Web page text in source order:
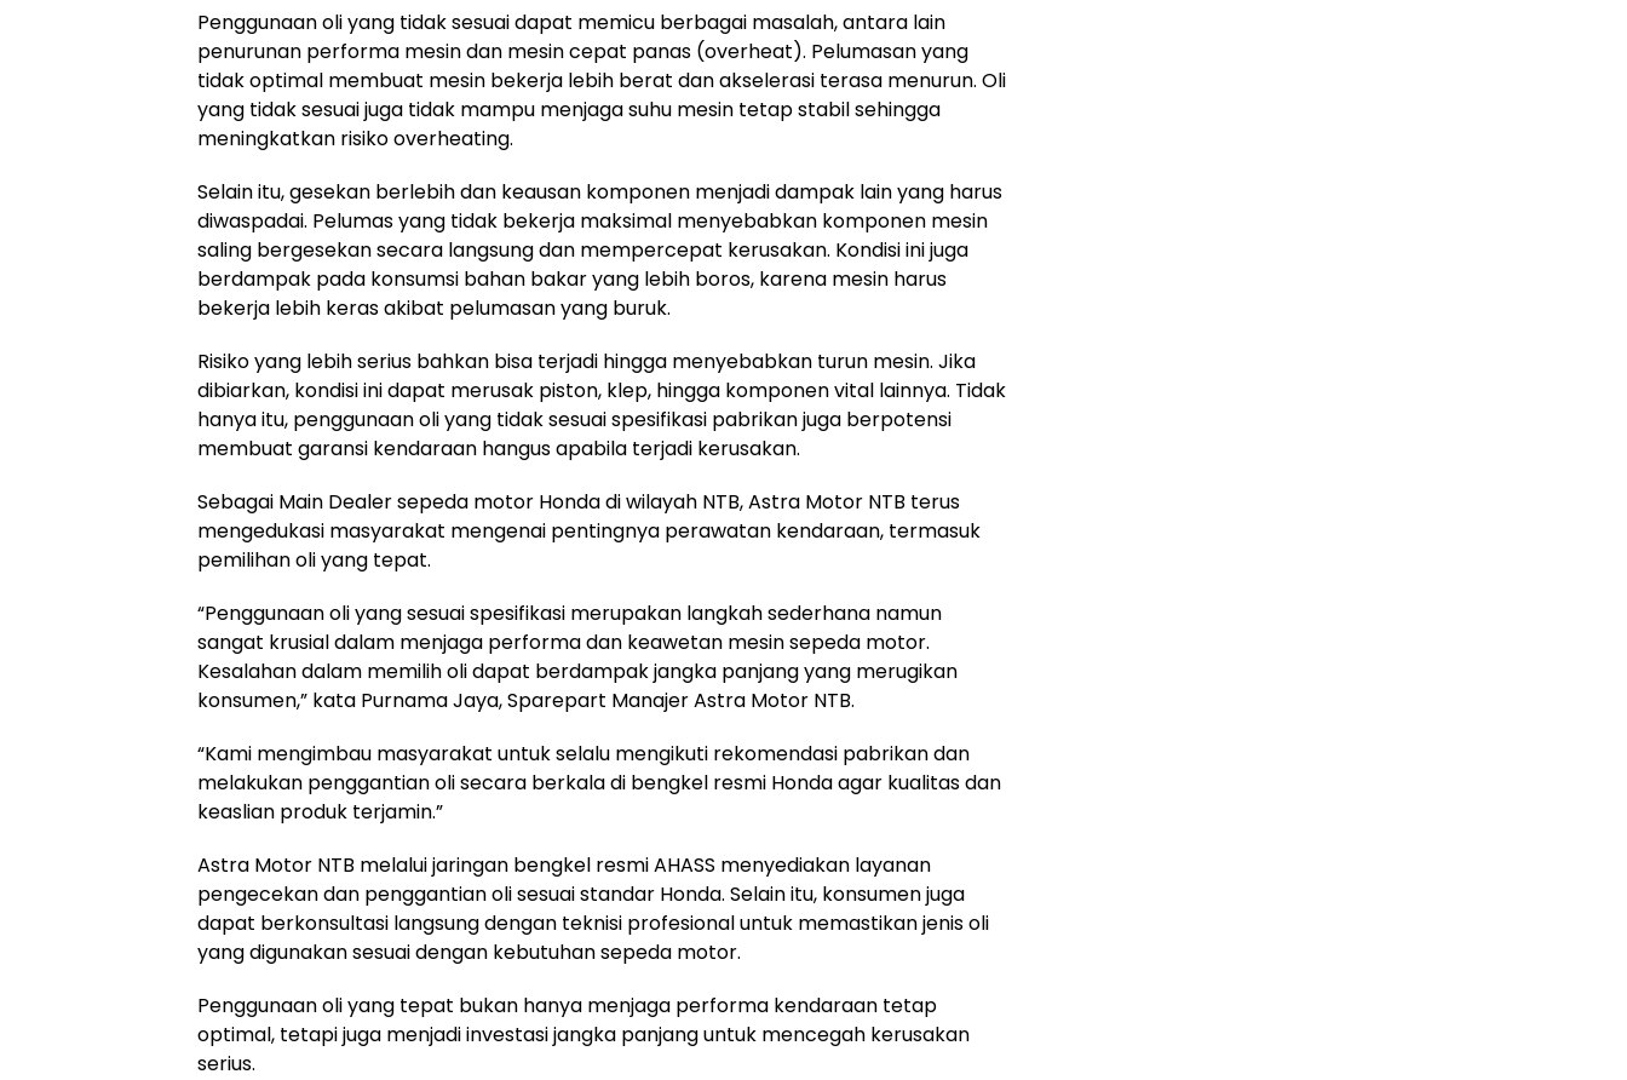
Penggunaan oli yang tidak sesuai dapat memicu berbagai masalah, antara lain
penurunan performa mesin dan mesin cepat panas (overheat). Pelumasan yang
tidak optimal membuat mesin bekerja lebih berat dan akselerasi terasa menurun. Oli
yang tidak sesuai juga tidak mampu menjaga suhu mesin tetap stabil sehingga
meningkatkan risiko overheating.
Selain itu, gesekan berlebih dan keausan komponen menjadi dampak lain yang harus
diwaspadai. Pelumas yang tidak bekerja maksimal menyebabkan komponen mesin
saling bergesekan secara langsung dan mempercepat kerusakan. Kondisi ini juga
berdampak pada konsumsi bahan bakar yang lebih boros, karena mesin harus
bekerja lebih keras akibat pelumasan yang buruk.
Risiko yang lebih serius bahkan bisa terjadi hingga menyebabkan turun mesin. Jika
dibiarkan, kondisi ini dapat merusak piston, klep, hingga komponen vital lainnya. Tidak
hanya itu, penggunaan oli yang tidak sesuai spesifikasi pabrikan juga berpotensi
membuat garansi kendaraan hangus apabila terjadi kerusakan.
Sebagai Main Dealer sepeda motor Honda di wilayah NTB, Astra Motor NTB terus
mengedukasi masyarakat mengenai pentingnya perawatan kendaraan, termasuk
pemilihan oli yang tepat.
“Penggunaan oli yang sesuai spesifikasi merupakan langkah sederhana namun
sangat krusial dalam menjaga performa dan keawetan mesin sepeda motor.
Kesalahan dalam memilih oli dapat berdampak jangka panjang yang merugikan
konsumen,” kata Purnama Jaya, Sparepart Manajer Astra Motor NTB.
“Kami mengimbau masyarakat untuk selalu mengikuti rekomendasi pabrikan dan
melakukan penggantian oli secara berkala di bengkel resmi Honda agar kualitas dan
keaslian produk terjamin.”
Astra Motor NTB melalui jaringan bengkel resmi AHASS menyediakan layanan
pengecekan dan penggantian oli sesuai standar Honda. Selain itu, konsumen juga
dapat berkonsultasi langsung dengan teknisi profesional untuk memastikan jenis oli
yang digunakan sesuai dengan kebutuhan sepeda motor.
Penggunaan oli yang tepat bukan hanya menjaga performa kendaraan tetap
optimal, tetapi juga menjadi investasi jangka panjang untuk mencegah kerusakan
serius.